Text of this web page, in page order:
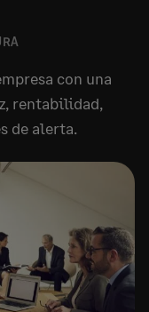
con una
rentabilidad,
de alerta.